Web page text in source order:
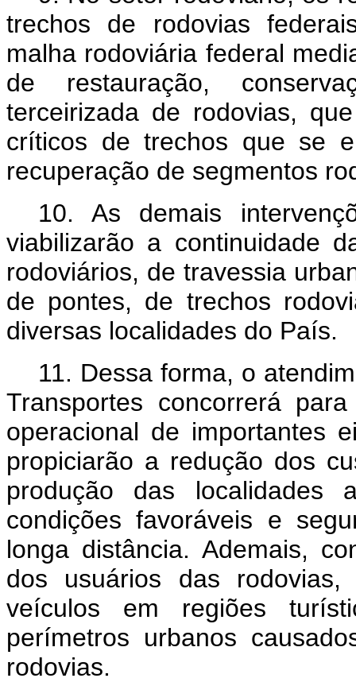
trechos de rodovias
malha rodoviária federal
de restauração,
terceirizada de rodovias,
críticos de trechos que se
recuperação de segmentos
10. As demais
viabilizarão a continuidade
rodoviários, de travessia
de pontes, de trechos
diversas localidades do País.
11. Dessa forma, o
Transportes concorrerá
operacional de importantes
propiciarão a redução dos
produção das localidades
condições favoráveis e
longa distância. Ademais,
dos usuários das
veículos em regiões
perímetros urbanos
rodovias.